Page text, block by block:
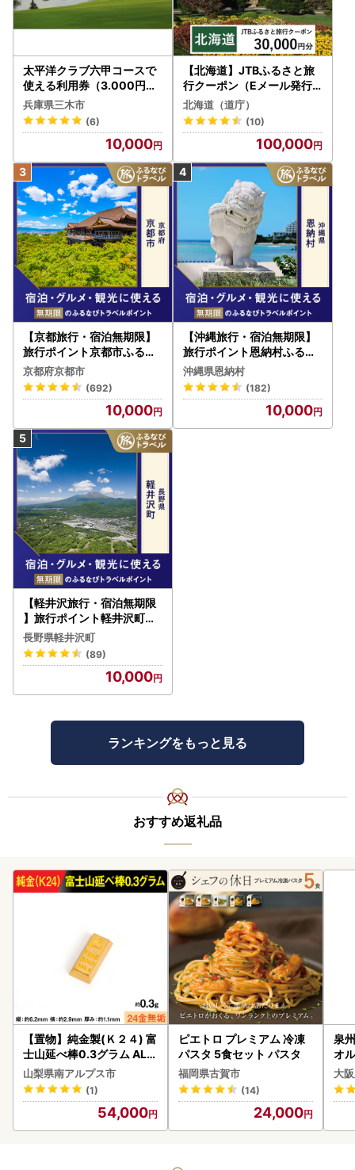
太平洋クラブ六甲コースで
使える利用券（3.000円分
）
兵庫県三木市
(6)
10,000
【北海道】JTBふるさと旅
行クーポン（Eメール発行
）30,000円分 旅行 トラベ
ル 宿泊 人気 おすすめ JTB
W030T
北海道（道庁）
(10)
100,000
【京都旅行・宿泊無期限】
旅行ポイント京都市ふるな
びトラベルポイント
京都府京都市
(692)
10,000
【沖縄旅行・宿泊無期限】
旅行ポイント恩納村ふるな
びトラベルポイント
沖縄県恩納村
(182)
10,000
【軽井沢旅行・宿泊無期限
】旅行ポイント軽井沢町ふ
るなびトラベルポイント
長野県軽井沢町
(89)
10,000
ランキングをもっと見る
おすすめ返礼品
【置物】純金製(Ｋ２４) 富
士山延べ棒0.3グラム ALP
BK193
山梨県南アルプス市
(1)
54,000
ピエトロ プレミアム 冷凍
パスタ 5食セット パスタ
福岡県古賀市
(14)
24,000
泉
オ
大